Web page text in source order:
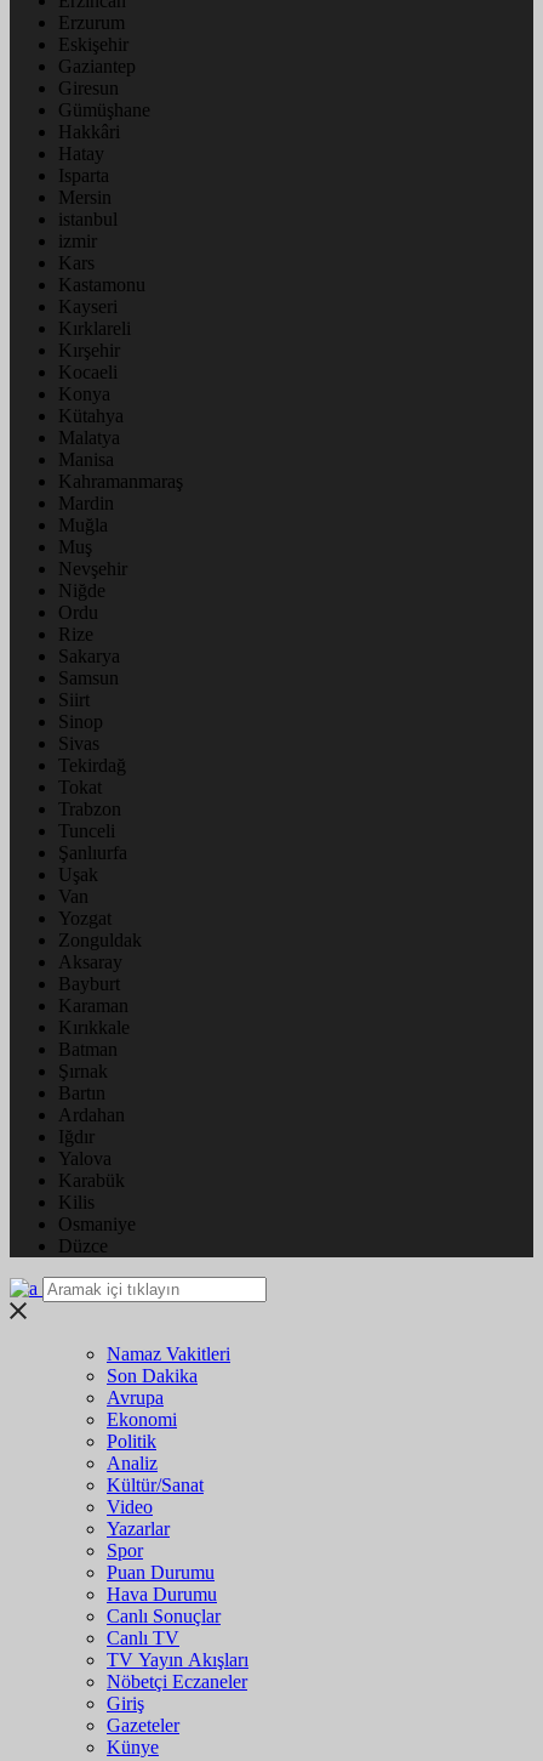
Erzurum
Eskişehir
Gaziantep
Giresun
Gümüşhane
Hakkâri
Hatay
Isparta
Mersin
istanbul
izmir
Kars
Kastamonu
Kayseri
Kırklareli
Kırşehir
Kocaeli
Konya
Kütahya
Malatya
Manisa
Kahramanmaraş
Mardin
Muğla
Muş
Nevşehir
Niğde
Ordu
Rize
Sakarya
Samsun
Siirt
Sinop
Sivas
Tekirdağ
Tokat
Trabzon
Tunceli
Şanlıurfa
Uşak
Van
Yozgat
Zonguldak
Aksaray
Bayburt
Karaman
Kırıkkale
Batman
Şırnak
Bartın
Ardahan
Iğdır
Yalova
Karabük
Kilis
Osmaniye
Düzce
Namaz Vakitleri
Son Dakika
Avrupa
Ekonomi
Politik
Analiz
Kültür/Sanat
Video
Yazarlar
Spor
Puan Durumu
Hava Durumu
Canlı Sonuçlar
Canlı TV
TV Yayın Akışları
Nöbetçi Eczaneler
Giriş
Gazeteler
Künye